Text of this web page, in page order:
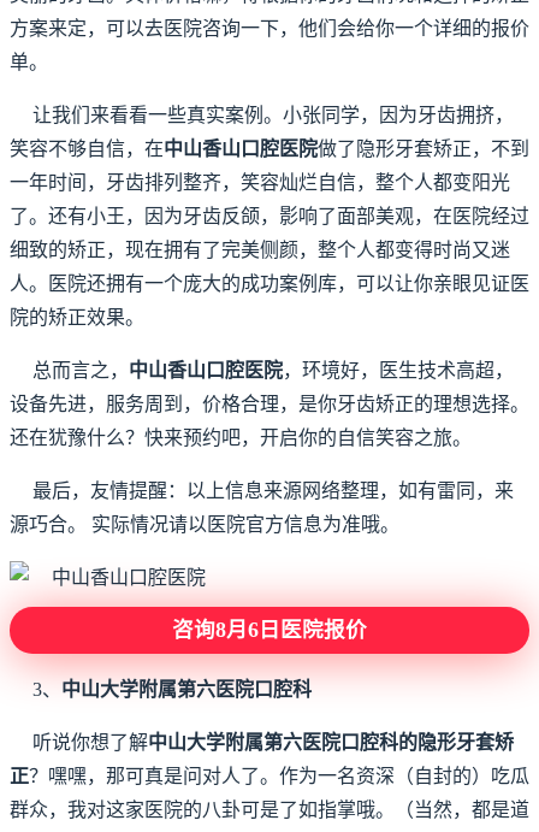
方案来定，可以去医院咨询一下，他们会给你一个详细的报价
单。
让我们来看看一些真实案例。小张同学，因为牙齿拥挤，
笑容不够自信，在中山香山口腔医院做了隐形牙套矫正，不到
一年时间，牙齿排列整齐，笑容灿烂自信，整个人都变阳光
了。还有小王，因为牙齿反颌，影响了面部美观，在医院经过
细致的矫正，现在拥有了完美侧颜，整个人都变得时尚又迷
人。医院还拥有一个庞大的成功案例库，可以让你亲眼见证医
院的矫正效果。
总而言之， 中山香山口腔医院，环境好，医生技术高超，
设备先进，服务周到，价格合理，是你牙齿矫正的理想选择。
还在犹豫什么？快来预约吧，开启你的自信笑容之旅。
最后，友情提醒：以上信息来源网络整理，如有雷同，来
源巧合。 实际情况请以医院官方信息为准哦。
咨询8月6日医院报价
3、 中山大学附属第六医院口腔科
听说你想了解中山大学附属第六医院口腔科的隐形牙套矫
正？嘿嘿，那可真是问对人了。作为一名资深（自封的）吃瓜
群众，我对这家医院的八卦可是了如指掌哦。（当然，都是道